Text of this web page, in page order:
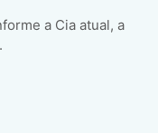
a Cia atual, a